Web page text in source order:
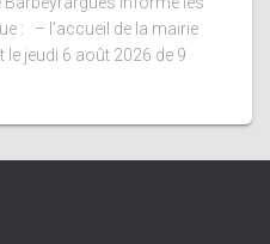
: – l’accueil de la mairie
jeudi 6 août 2026 de 9